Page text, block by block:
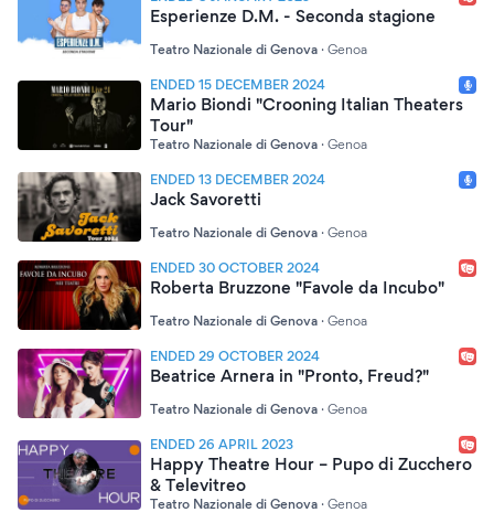
Esperienze D.M. - Seconda stagione
Teatro Nazionale di Genova · Genoa
ENDED 15 DECEMBER 2024
Mario Biondi "Crooning Italian Theaters
Tour"
Teatro Nazionale di Genova · Genoa
ENDED 13 DECEMBER 2024
Jack Savoretti
Teatro Nazionale di Genova · Genoa
ENDED 30 OCTOBER 2024
Roberta Bruzzone "Favole da Incubo"
Teatro Nazionale di Genova · Genoa
ENDED 29 OCTOBER 2024
Beatrice Arnera in "Pronto, Freud?"
Teatro Nazionale di Genova · Genoa
ENDED 26 APRIL 2023
Happy Theatre Hour – Pupo di Zucchero
& Televitreo
Teatro Nazionale di Genova · Genoa